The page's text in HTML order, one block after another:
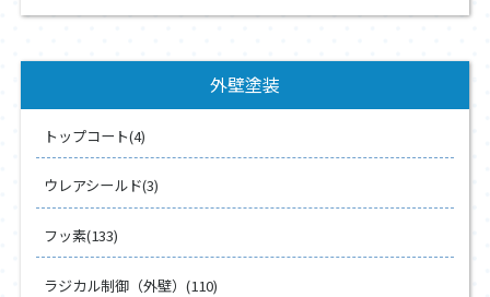
外壁塗装
トップコート(4)
ウレアシールド(3)
フッ素(133)
ラジカル制御（外壁）(110)